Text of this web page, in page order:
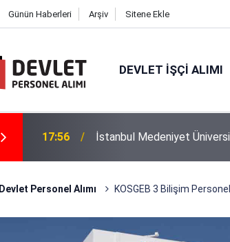
Günün Haberleri Arşiv Sitene Ekle
DEVLET İŞÇI ALIMI
17:56 İstanbul Medeniyet
Devlet Personel Alımı KOSGEB 3 Bilişim